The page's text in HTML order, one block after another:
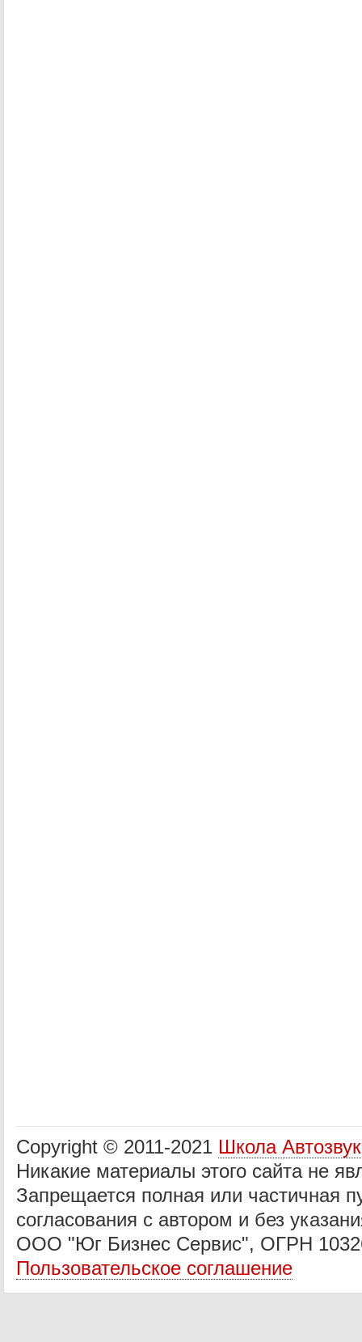
Copyright © 2011-2021 Школа
Никакие материалы этого сайта не
Запрещается полная или частичная
согласования с автором и без
ООО "Юг Бизнес Сервис", ОГРН
Пользовательское соглашение